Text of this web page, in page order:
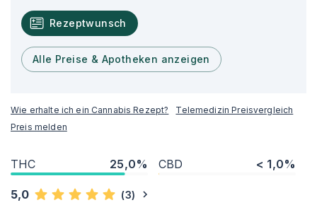
Rezeptwunsch
Alle Preise & Apotheken anzeigen
Wie erhalte ich ein Cannabis Rezept?
Telemedizin Preisvergleich
Preis melden
THC 25,0% CBD < 1,0%
5,0 (3)